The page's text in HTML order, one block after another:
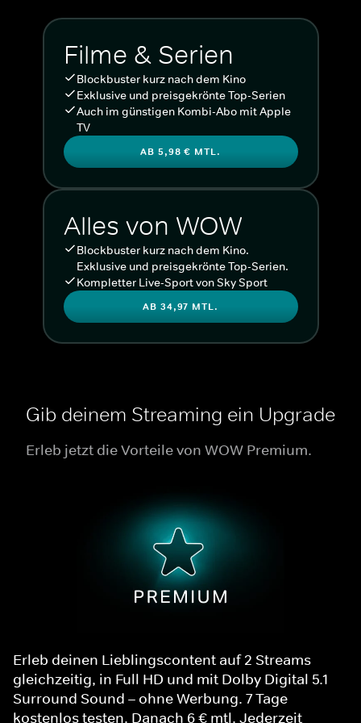
Filme & Serien
Blockbuster kurz nach dem Kino
Exklusive und preisgekrönte Top-Serien
Auch im günstigen Kombi-Abo mit Apple
TV
AB 5,98 € MTL.
Alles von WOW
Blockbuster kurz nach dem Kino.
Exklusive und preisgekrönte Top-Serien.
Kompletter Live-Sport von Sky Sport
AB 34,97 MTL.
Gib deinem Streaming ein Upgrade
Erleb jetzt die Vorteile von WOW Premium.
Erleb deinen Lieblingscontent auf 2 Streams
gleichzeitig, in Full HD und mit Dolby Digital 5.1
Surround Sound – ohne Werbung. 7 Tage
kostenlos testen. Danach 6 € mtl. Jederzeit